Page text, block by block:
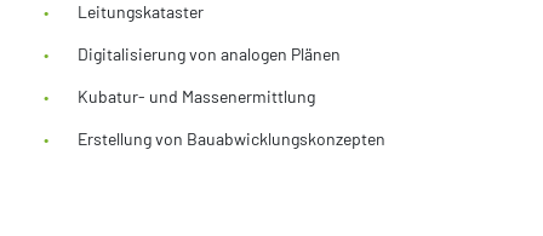
Leitungskataster
Digitalisierung von analogen Plänen
Kubatur- und Massenermittlung
Erstellung von Bauabwicklungskonzepten